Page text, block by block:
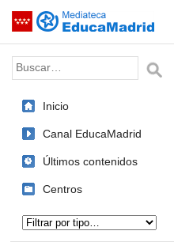
Saltar navegación
Palabra o frase:
Inicio
Canal EducaMadrid
Últimos contenidos
Centros